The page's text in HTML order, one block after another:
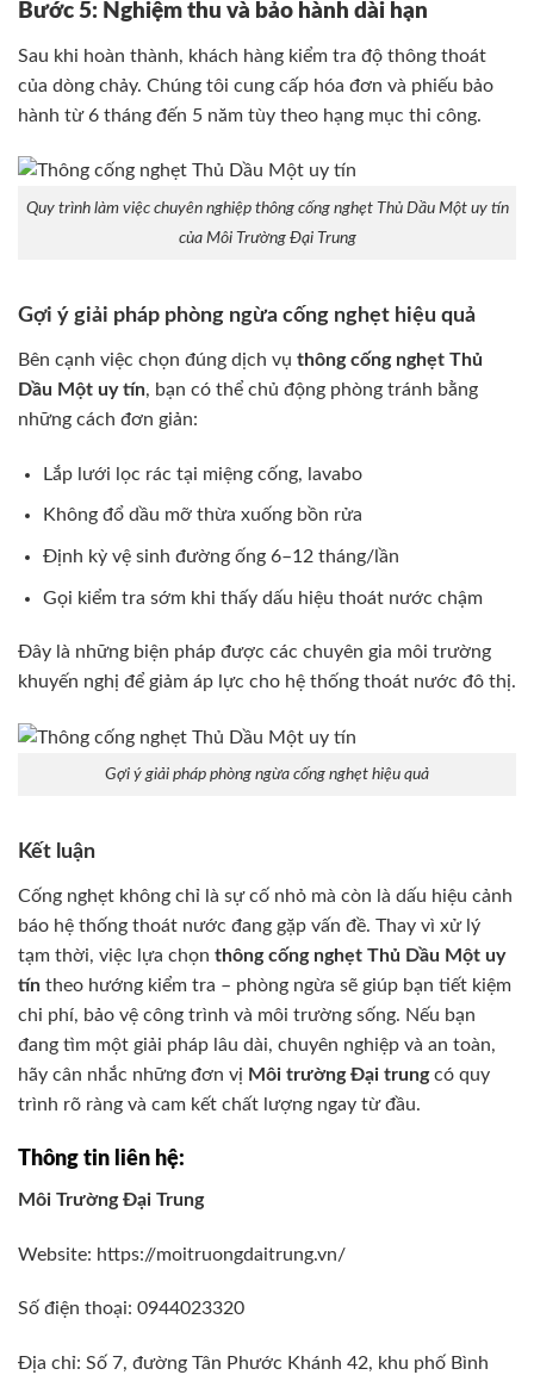
Bước 5: Nghiệm thu và bảo hành dài hạn
Sau khi hoàn thành, khách hàng kiểm tra độ thông thoát
của dòng chảy. Chúng tôi cung cấp hóa đơn và phiếu bảo
hành từ 6 tháng đến 5 năm tùy theo hạng mục thi công.
Quy trình làm việc chuyên nghiệp thông cống nghẹt Thủ Dầu Một uy tín
của Môi Trường Đại Trung
Gợi ý giải pháp phòng ngừa cống nghẹt hiệu quả
Bên cạnh việc chọn đúng dịch vụ thông cống nghẹt Thủ
Dầu Một uy tín, bạn có thể chủ động phòng tránh bằng
những cách đơn giản:
Lắp lưới lọc rác tại miệng cống, lavabo
Không đổ dầu mỡ thừa xuống bồn rửa
Định kỳ vệ sinh đường ống 6–12 tháng/lần
Gọi kiểm tra sớm khi thấy dấu hiệu thoát nước chậm
Đây là những biện pháp được các chuyên gia môi trường
khuyến nghị để giảm áp lực cho hệ thống thoát nước đô thị.
Gợi ý giải pháp phòng ngừa cống nghẹt hiệu quả
Kết luận
Cống nghẹt không chỉ là sự cố nhỏ mà còn là dấu hiệu cảnh
báo hệ thống thoát nước đang gặp vấn đề. Thay vì xử lý
tạm thời, việc lựa chọn thông cống nghẹt Thủ Dầu Một uy
tín theo hướng kiểm tra – phòng ngừa sẽ giúp bạn tiết kiệm
chi phí, bảo vệ công trình và môi trường sống. Nếu bạn
đang tìm một giải pháp lâu dài, chuyên nghiệp và an toàn,
hãy cân nhắc những đơn vị Môi trường Đại trungcó quy
trình rõ ràng và cam kết chất lượng ngay từ đầu.
Thông tin liên hệ:
Môi Trường Đại Trung
Website: https://moitruongdaitrung.vn/
Số điện thoại: 0944023320
Địa chỉ: Số 7, đường Tân Phước Khánh 42, khu phố Bình